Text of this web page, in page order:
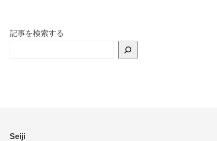
記事を検索する
Seiji